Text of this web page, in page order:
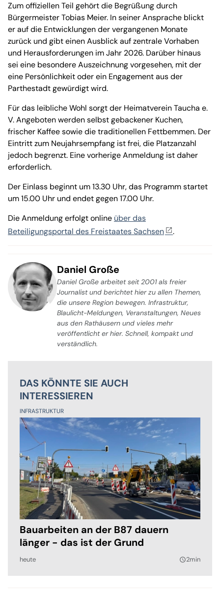
Zum offiziellen Teil gehört die Begrüßung durch
Bürgermeister Tobias Meier. In seiner Ansprache blickt
er auf die Entwicklungen der vergangenen Monate
zurück und gibt einen Ausblick auf zentrale Vorhaben
und Herausforderungen im Jahr 2026. Darüber hinaus
sei eine besondere Auszeichnung vorgesehen, mit der
eine Persönlichkeit oder ein Engagement aus der
Parthestadt gewürdigt wird.
Für das leibliche Wohl sorgt der Heimatverein Taucha e.
V. Angeboten werden selbst gebackener Kuchen,
frischer Kaffee sowie die traditionellen Fettbemmen. Der
Eintritt zum Neujahrsempfang ist frei, die Platzanzahl
jedoch begrenzt. Eine vorherige Anmeldung ist daher
erforderlich.
Der Einlass beginnt um 13.30 Uhr, das Programm startet
um 15.00 Uhr und endet gegen 17.00 Uhr.
Die Anmeldung erfolgt online über das
Beteiligungsportal des Freistaates Sachsen
.
Daniel Große
Daniel Große arbeitet seit 2001 als freier
Journalist und berichtet hier zu allen Themen,
die unsere Region bewegen. Infrastruktur,
Blaulicht-Meldungen, Veranstaltungen, Neues
aus den Rathäusern und vieles mehr
veröffentlicht er hier. Schnell, kompakt und
verständlich.
DAS KÖNNTE SIE AUCH
INTERESSIEREN
INFRASTRUKTUR
Bauarbeiten an der B87 dauern
länger - das ist der Grund
heute query_builder2min